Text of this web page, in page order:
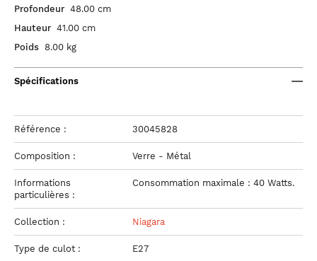
Profondeur 48.00 cm
Hauteur 41.00 cm
Poids 8.00 kg
Spécifications
Référence : 30045828
Composition : Verre - Métal
Informations
particulières :
Consommation maximale : 40 Watts.
Collection : Niagara
Type de culot : E27